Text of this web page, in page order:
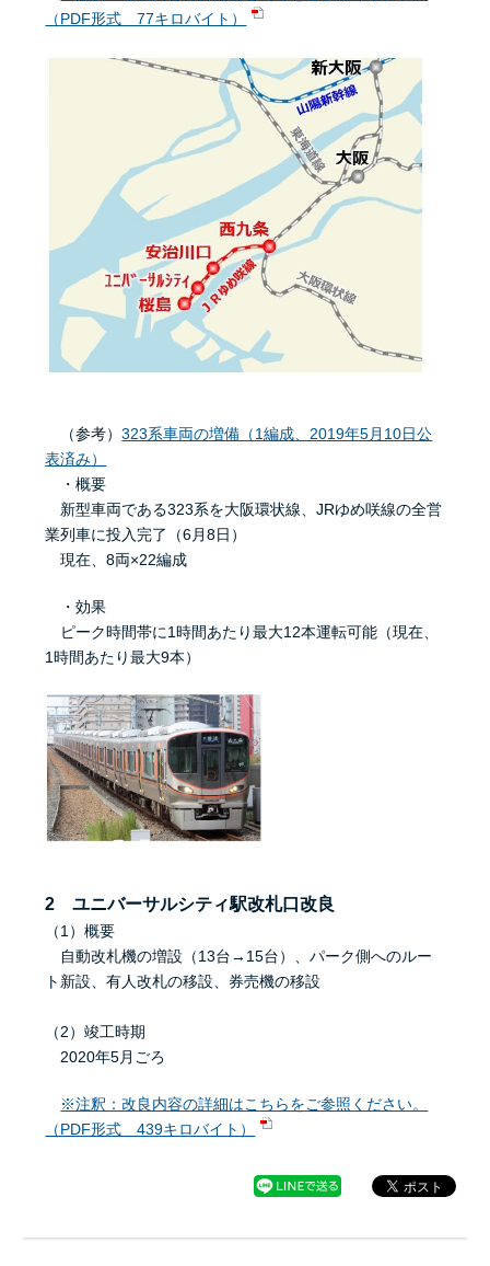
（PDF形式 77キロバイト）
（参考）323系車両の増備（1編成、2019年5月10日公
表済み）
・概要
新型車両である323系を大阪環状線、JRゆめ咲線の全営
業列車に投入完了（6月8日）
現在、8両×22編成
・効果
ピーク時間帯に1時間あたり最大12本運転可能（現在、
1時間あたり最大9本）
2 ユニバーサルシティ駅改札口改良
（1）概要
自動改札機の増設（13台→15台）、パーク側へのルー
ト新設、有人改札の移設、券売機の移設
（2）竣工時期
2020年5月ごろ
※注釈：改良内容の詳細はこちらをご参照ください。
（PDF形式 439キロバイト）